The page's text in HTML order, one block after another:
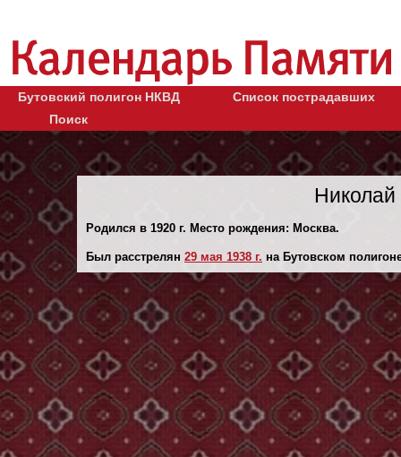
Бутовский полигон НКВД
Список пострадавших
Поиск
Родился в 1920 г. Место рождения: Москва.
Был расстрелян 29 мая 1938 г. на Бутовском